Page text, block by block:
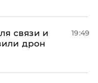
связи и
дрон
19:49